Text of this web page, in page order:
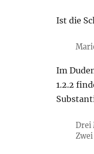
Ist die
Im
1.2.2
Drei